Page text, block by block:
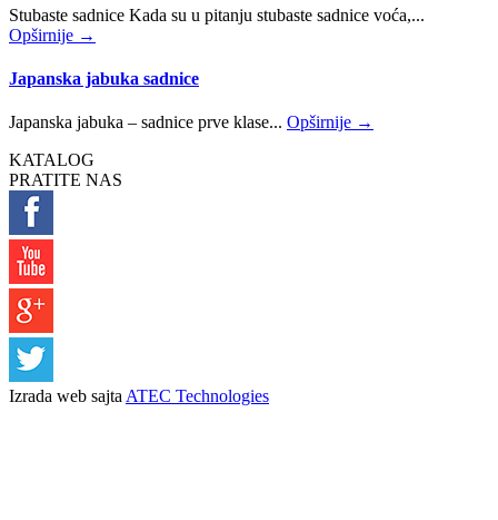
Stubaste sadnice Kada su u pitanju stubaste sadnice voća,...
Opširnije →
Japanska jabuka sadnice
Japanska jabuka – sadnice prve klase... Opširnije →
KATALOG
PRATITE NAS
Izrada web sajta ATEC Technologies